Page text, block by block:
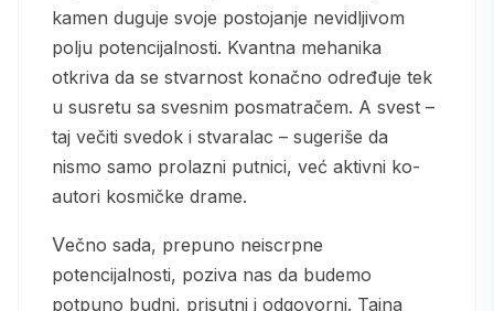
kamen duguje svoje postojanje nevidljivom
polju potencijalnosti. Kvantna mehanika
otkriva da se stvarnost konačno određuje tek
u susretu sa svesnim posmatračem. A svest –
taj večiti svedok i stvaralac – sugeriše da
nismo samo prolazni putnici, već aktivni ko-
autori kosmičke drame.
Večno sada, prepuno neiscrpne
potencijalnosti, poziva nas da budemo
potpuno budni, prisutni i odgovorni. Tajna